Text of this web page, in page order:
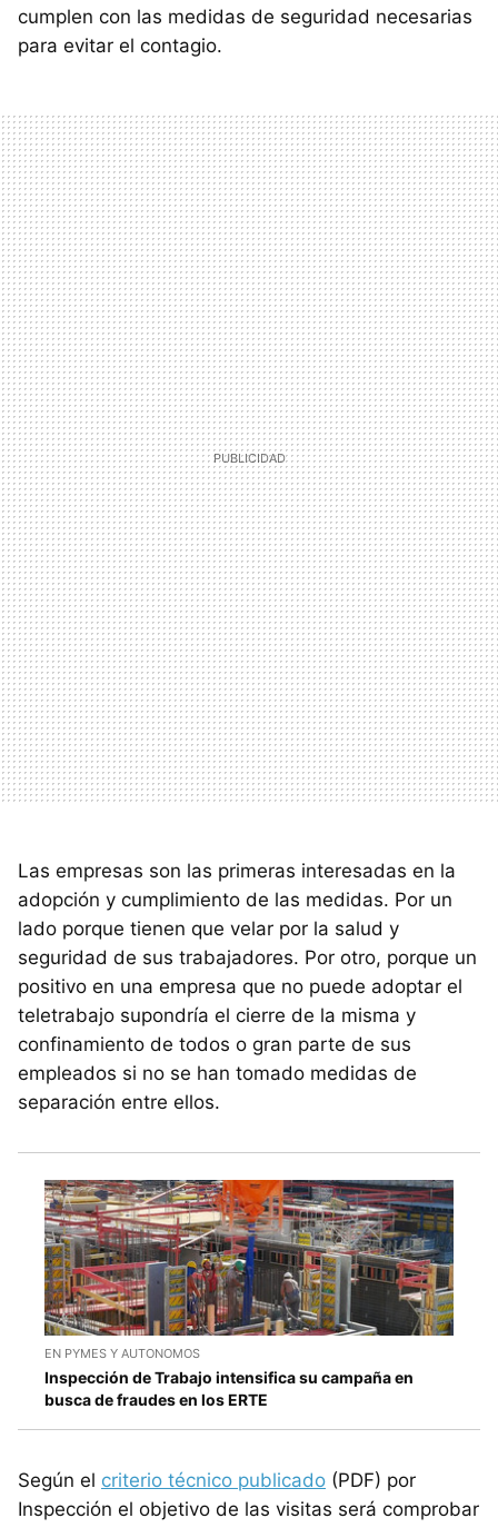
cumplen con las medidas de seguridad necesarias
para evitar el contagio.
Las empresas son las primeras interesadas en la
adopción y cumplimiento de las medidas. Por un
lado porque tienen que velar por la salud y
seguridad de sus trabajadores. Por otro, porque un
positivo en una empresa que no puede adoptar el
teletrabajo supondría el cierre de la misma y
confinamiento de todos o gran parte de sus
empleados si no se han tomado medidas de
separación entre ellos.
EN PYMES Y AUTONOMOS
Inspección de Trabajo intensifica su campaña en
busca de fraudes en los ERTE
Según el criterio técnico publicado (PDF) por
Inspección el objetivo de las visitas será comprobar